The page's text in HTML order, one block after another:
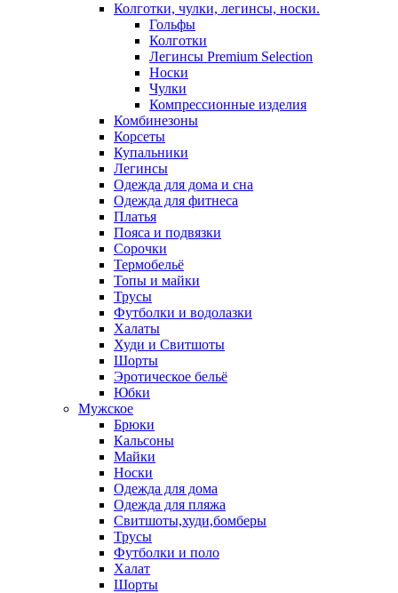
Колготки, чулки, легинсы, носки.
Гольфы
Колготки
Легинсы Premium Selection
Носки
Чулки
Компрессионные изделия
Комбинезоны
Корсеты
Купальники
Легинсы
Одежда для дома и сна
Одежда для фитнеса
Платья
Пояса и подвязки
Сорочки
Термобельё
Топы и майки
Трусы
Футболки и водолазки
Халаты
Худи и Свитшоты
Шорты
Эротическое бельё
Юбки
Мужское
Брюки
Кальсоны
Майки
Носки
Одежда для дома
Одежда для пляжа
Свитшоты,худи,бомберы
Трусы
Футболки и поло
Халат
Шорты